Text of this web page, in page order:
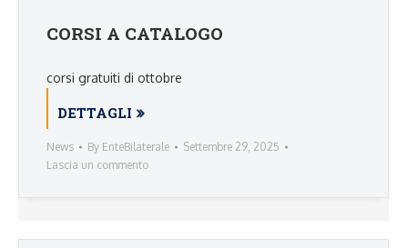
CORSI A CATALOGO
corsi gratuiti di ottobre
DETTAGLI
News By EnteBilaterale
Settembre 29, 2025
Lascia un commento